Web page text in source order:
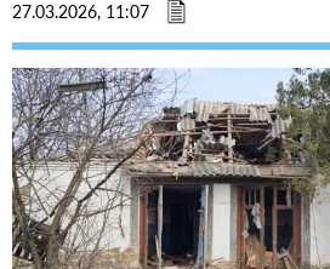
27.03.2026, 11:07